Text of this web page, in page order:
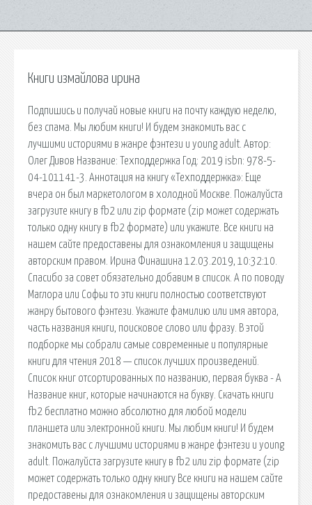
Книги измайлова ирина
Подпишись и получай новые книги на почту каждую неделю,
без спама. Мы любим книги! И будем знакомить вас с
лучшими историями в жанре фэнтези и young adult. Автор:
Олег Дивов Название: Техподдержка Год: 2019 isbn: 978-5-
04-101141-3. Аннотация на книгу «Техподдержка»: Еще
вчера он был маркетологом в холодной Москве. Пожалуйста
загрузите книгу в fb2 или zip формате (zip может содержать
только одну книгу в fb2 формате) или укажите. Все книги на
нашем сайте предоставены для ознакомления и защищены
авторским правом. Ирина Финашина 12.03.2019, 10:32:10.
Спасибо за совет обязательно добавим в список. А по поводу
Маглора или Софьи то эти книги полностью соответствуют
жанру бытового фэнтези. Укажите фамилию или имя автора,
часть названия книги, поисковое слово или фразу. В этой
подборке мы собрали самые современные и популярные
книги для чтения 2018 — список лучших произведений.
Список книг отсортированных по названию, первая буква - А
Название книг, которые начинаются на букву. Cкачать книги
fb2 бесплатно можно абсолютно для любой модели
планшета или электронной книги. Мы любим книги! И будем
знакомить вас с лучшими историями в жанре фэнтези и young
adult. Пожалуйста загрузите книгу в fb2 или zip формате (zip
может содержать только одну книгу Все книги на нашем сайте
предоставены для ознакомления и защищены авторским